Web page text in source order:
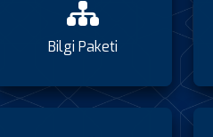
Bilgi Paketi